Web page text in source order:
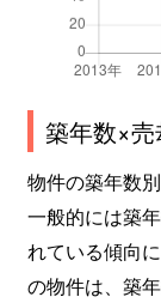
築年数×
物件の築年数
一般的には築
れている傾向
の物件は、築